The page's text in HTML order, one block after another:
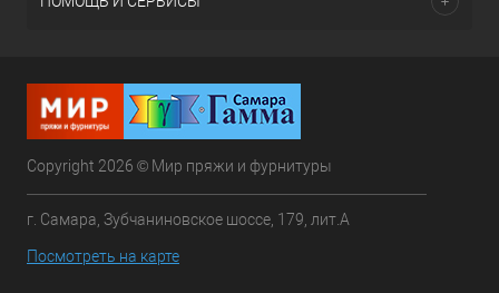
Copyright 2026 © Мир пряжи и фурнитуры
г. Самара, Зубчаниновское шоссе, 179, лит.А
Посмотреть на карте